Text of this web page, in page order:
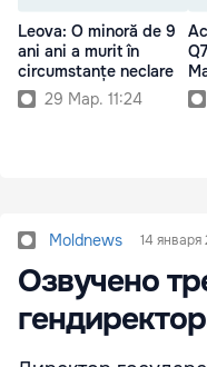
Leova: O minoră de 9
ani ani a murit în
circumstanțe neclare
29 Мар. 11:24
Moldnews 14 января
Озвучено